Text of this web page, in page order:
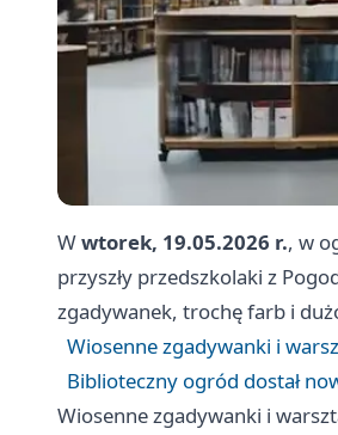
Wwtorek, 19.05.2026 r., w
przyszły przedszkolaki z
zgadywanek, trochę farb i
Wiosenne zgadywanki i
Biblioteczny ogród dostał
Wiosenne zgadywanki i